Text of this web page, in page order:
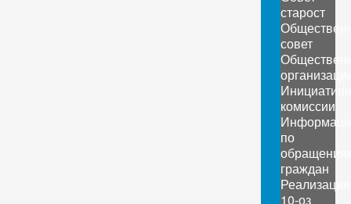
старост
совет
комиссии
по
граждан
Реализация
10-оз